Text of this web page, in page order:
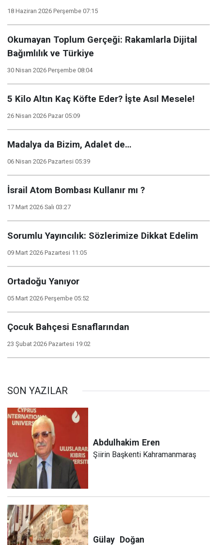
18 Haziran 2026 Perşembe 07:15
Okumayan Toplum Gerçeği: Rakamlarla Dijital
Bağımlılık ve Türkiye
30 Nisan 2026 Perşembe 08:04
5 Kilo Altın Kaç Köfte Eder? İşte Asıl Mesele!
26 Nisan 2026 Pazar 05:09
Madalya da Bizim, Adalet de…
06 Nisan 2026 Pazartesi 05:39
İsrail Atom Bombası Kullanır mı ?
17 Mart 2026 Salı 03:27
Sorumlu Yayıncılık: Sözlerimize Dikkat Edelim
09 Mart 2026 Pazartesi 11:05
Ortadoğu Yanıyor
05 Mart 2026 Perşembe 05:52
Çocuk Bahçesi Esnaflarından
23 Şubat 2026 Pazartesi 19:02
SON YAZILAR
Abdulhakim Eren
Şiirin Başkenti Kahramanmaraş
Gülay Doğan